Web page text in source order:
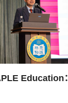
Education